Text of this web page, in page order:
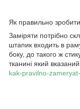
Як правильно
Заміряти потрібно
штапик входить в
боку, до такого ж
тканині який вказаний
kak-pravilno-